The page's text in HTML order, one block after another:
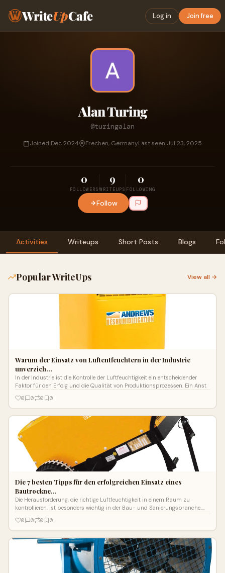
WriteUpCafe Log in Join free
Alan Turing
@turingalan
Joined Dec 2024 Frechen, GermanyLast seen Jul 23, 2025
0
FOLLOWERS
9
WRITEUPS
0
FOLLOWING
Follow
Activities Writeups Short Posts Blogs
Popular WriteUps View all →
Warum der Einsatz von Luftentfeuchtern in der Industrie
unverzich…
In der Industrie ist die Kontrolle der Luftfeuchtigkeit ein entscheidender
Faktor für den Erfolg und die Qualität von Produktionsprozessen. Ein Anst
0
0 0 0
Die 7 besten Tipps für den erfolgreichen Einsatz eines
Bautrockne…
Die Herausforderung, die richtige Luftfeuchtigkeit in einem Raum zu
kontrollieren, ist besonders wichtig in der Bau- und Sanierungsbranche.
0 0 0 0